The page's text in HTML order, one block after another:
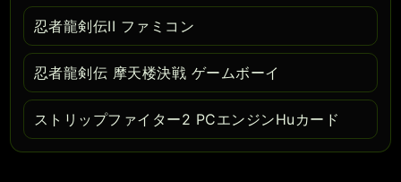
忍者龍剣伝II ファミコン
忍者龍剣伝 摩天楼決戦 ゲームボーイ
ストリップファイター2 PCエンジンHuカード